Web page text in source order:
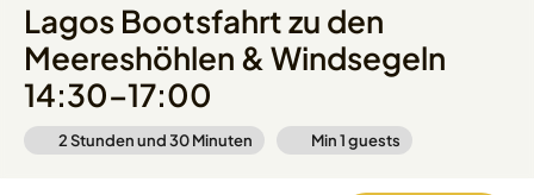
Lagos Bootsfahrt zu den
Meereshöhlen & Windsegeln
14:30–17:00
2 Stunden und 30 Minuten Min1guests